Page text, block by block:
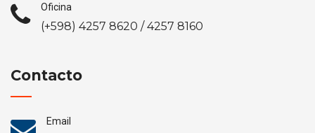
Oficina
(+598) 4257 8620 / 4257 8160
Contacto
Email